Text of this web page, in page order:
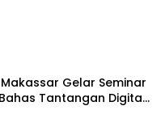
Makassar Gelar Seminar
Tantangan Digital